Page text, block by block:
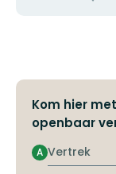
Kom hier
openbaar
Vertrek
A